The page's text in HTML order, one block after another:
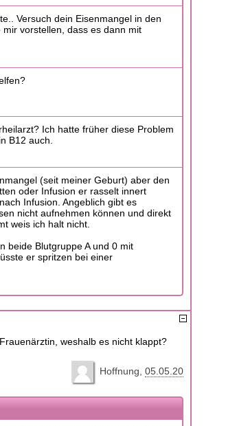
Versuch dein Eisenmangel in den
vorstellen, dass es dann mit
Ich hatte früher diese Problem
B12 auch.
(seit meiner Geburt) aber den
oder Infusion er rasselt innert
Infusion. Angeblich gibt es
nicht aufnehmen können und direkt
weis ich halt nicht.
beide Blutgruppe A und 0 mit
er spritzen bei einer
weshalb es nicht klappt?
Hoffnung 05.05.20